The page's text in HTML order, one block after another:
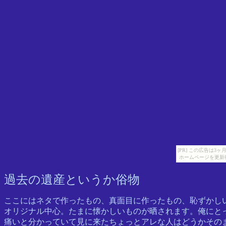
[PR] この広告は3ヶ
ホームページを更
過去の遺産というか俗物
ここにはネタで作ったもの、真面目に作ったもの、恥ずかし
オリジナル中心。たまに懐かしいものが晒されます。俺にと
痛いと分かっていて見に来たちょっとアレな人はどうかその